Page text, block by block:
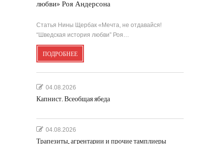
любви» Роя Андерсона
Статья Нины Щербак «Мечта, не отдавайся!
“Шведская история любви” Роя…
ПОДРОБНЕЕ
04.08.2026
Капнист. Всеобщая ябеда
04.08.2026
Трапезиты, агрентарии и прочие тамплиеры